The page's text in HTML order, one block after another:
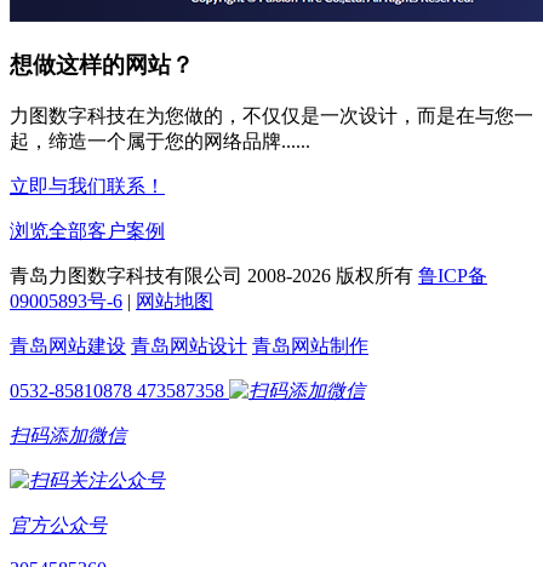
想做这样的网站？
力图数字科技在为您做的，不仅仅是一次设计，而是在与您一
起，缔造一个属于您的网络品牌......
立即与我们联系！
浏览全部客户案例
青岛力图数字科技有限公司 2008-2026 版权所有 鲁ICP备
09005893号-6 | 网站地图
青岛网站建设 青岛网站设计 青岛网站制作
0532-85810878 473587358
扫码添加微信
官方公众号